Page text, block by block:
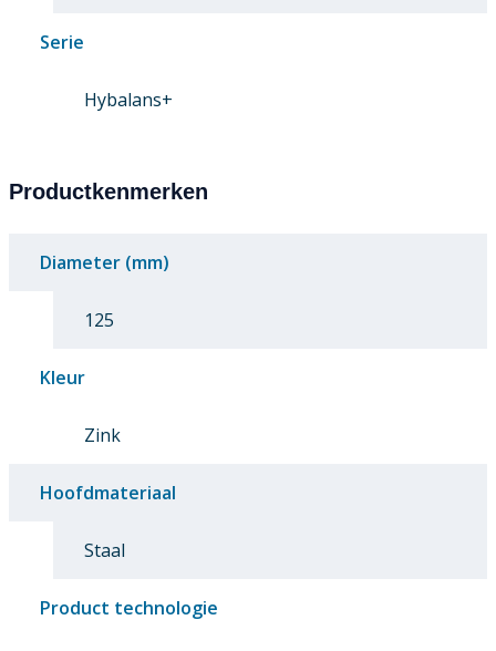
Serie
Hybalans+
Productkenmerken
Diameter (mm)
125
Kleur
Zink
Hoofdmateriaal
Staal
Product technologie